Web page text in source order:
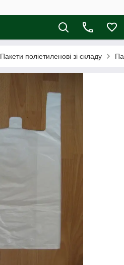
Пакети поліетиленові зі складу